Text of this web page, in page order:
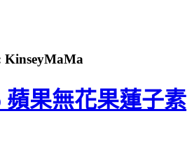
KinseyMaMa
蘋果無花果蓮子素